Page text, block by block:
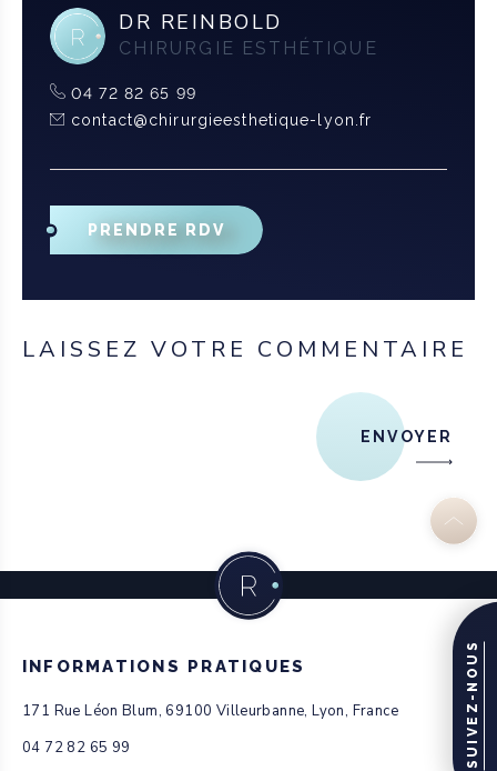
SUIVEZ-NOUS
DR REINBOLD
CHIRURGIE ESTHÉTIQUE
04 72 82 65 99
contact@chirurgieesthetique-lyon.fr
PRENDRE RDV
LAISSEZ VOTRE COMMENTAIRE
ENVOYER
INFORMATIONS PRATIQUES
171 Rue Léon Blum, 69100 Villeurbanne, Lyon, France
04 72 82 65 99